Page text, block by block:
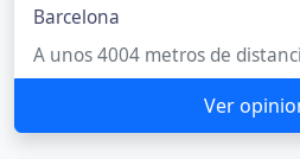
Barcelona
A unos 4004 metros de
Ver